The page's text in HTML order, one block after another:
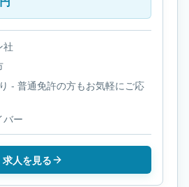
社
- 普通免許の方もお気軽にご応
バー
求人を見る